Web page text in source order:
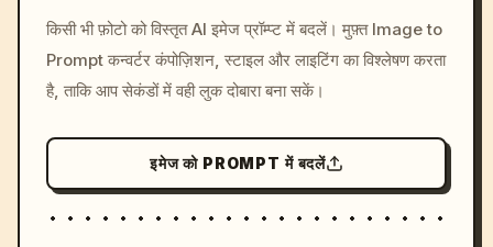
c, cyberpunk sunset, neon
colors, 8k --v 6.0
किसी भी फ़ोटो को विस्तृत AI इमेज प्रॉम्प्ट में बदलें। मुफ़्त Image to
Prompt कन्वर्टर कंपोज़िशन, स्टाइल और लाइटिंग का विश्लेषण करता
है, ताकि आप सेकंडों में वही लुक दोबारा बना सकें।
इमेज को PROMPT में बदलें